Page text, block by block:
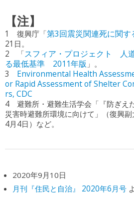
【注】
1 復興庁「第3回震災関連死に関す
21日。
2 「スフィア・プロジェクト 人
る最低基準 2011年版 」。
3 Environmental Health
or Rapid Assessment of Shelter
rs, CDC
4 避難所・避難生活学会「『防ぎえ
災害時避難所環境に向けて」（復興
4月4日）など。
2020年9月10日
月刊『住民と自治』 2020年6月号